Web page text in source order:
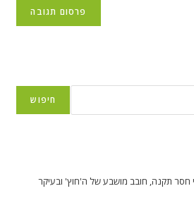
חיפוש
חסר תקנה, חובב מושבע של ה'חוץ' ובעיקר